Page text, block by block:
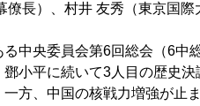
長）、村井 友秀（東京国際
中央委員会第6回総会（6中
小平に続いて3人目の歴史
方、中国の核戦力増強が止